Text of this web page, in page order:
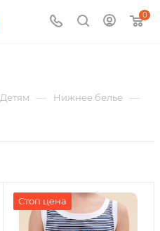
0
Детям — Нижнее белье —
Стоп цена